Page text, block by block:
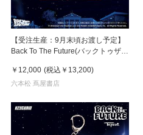
【受注生産：9月末頃お渡し予定】
Back To The Future(バックトゥザフ
Marty & Doc(マーティ＆ドク)
￥12,000 (税込 ￥13,200)
六本松 蔦屋書店